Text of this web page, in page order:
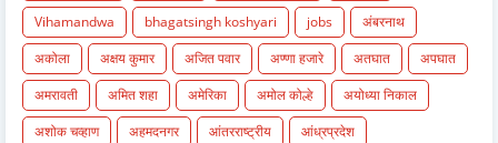
Vihamandwa
bhagatsingh koshyari jobs
अंबरनाथ
अकोला
अक्षय कुमार अजित पवार अण्णा हजारे अतघात
अपघात
अमरावती
अमित शहा अमेरिका अमोल कोल्हे
अयोध्या निकाल
अशोक चव्हाण
अहमदनगर आंतरराष्ट्रीय
आंध्रप्रदेश